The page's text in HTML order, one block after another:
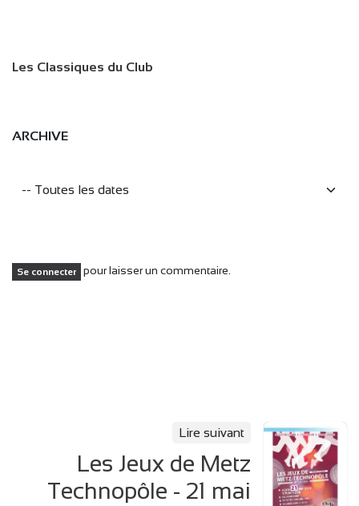
Les Classiques du Club
ARCHIVE
Se connecter pour laisser un commentaire.
Lire suivant
Les Jeux de Metz
Technopôle - 21 mai